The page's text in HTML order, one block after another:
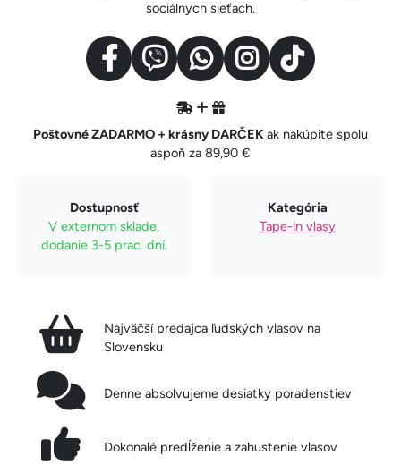
sociálnych sieťach.
Poštovné ZADARMO + krásny DARČEKak nakúpite spolu
aspoň za 89,90 €
Dostupnosť
V externom sklade,
dodanie 3-5 prac. dní.
Kategória
Tape-in vlasy
Najväčší predajca ľudských vlasov na
Slovensku
Denne absolvujeme desiatky poradenstiev
Dokonalé predĺženie a zahustenie vlasov